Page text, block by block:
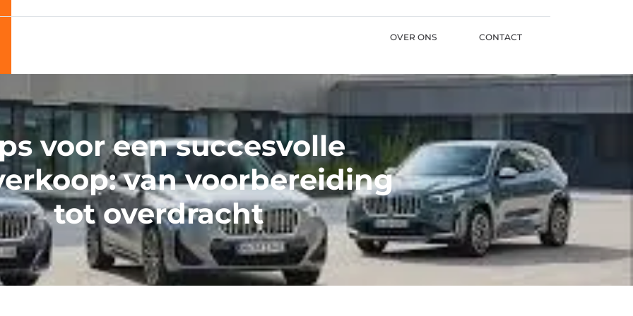
OVER ONS CONTACT
voor een succesvolle
van voorbereiding
tot overdracht